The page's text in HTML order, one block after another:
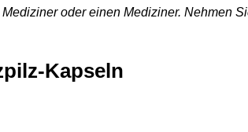
oder einen Mediziner. Nehmen
Kapseln